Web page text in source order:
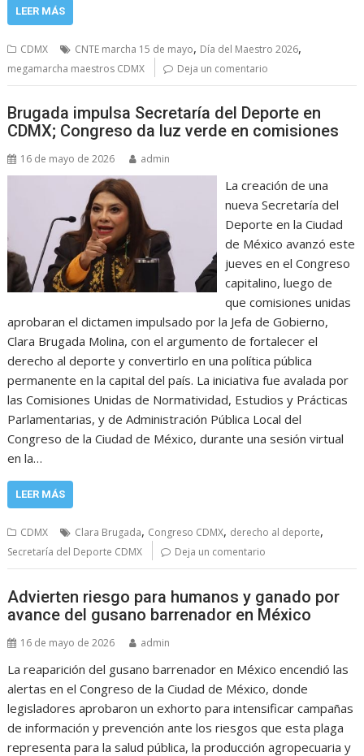
LEER MÁS
CDMX CNTE marcha 15 de mayo, Día del Maestro 2026,
megamarcha maestros CDMX Deja un comentario
Brugada impulsa Secretaría del Deporte en
CDMX; Congreso da luz verde en comisiones
16 de mayo de 2026 admin
La creación de una
nueva Secretaría del
Deporte en la Ciudad
de México avanzó este
jueves en el Congreso
capitalino, luego de
que comisiones unidas
aprobaran el dictamen impulsado por la Jefa de Gobierno,
Clara Brugada Molina, con el argumento de fortalecer el
derecho al deporte y convertirlo en una política pública
permanente en la capital del país. La iniciativa fue avalada por
las Comisiones Unidas de Normatividad, Estudios y Prácticas
Parlamentarias, y de Administración Pública Local del
Congreso de la Ciudad de México, durante una sesión virtual
en la…
LEER MÁS
CDMX Clara Brugada, Congreso CDMX, derecho al deporte,
Secretaría del Deporte CDMX Deja un comentario
Advierten riesgo para humanos y ganado por
avance del gusano barrenador en México
16 de mayo de 2026 admin
La reaparición del gusano barrenador en México encendió las
alertas en el Congreso de la Ciudad de México, donde
legisladores aprobaron un exhorto para intensificar campañas
de información y prevención ante los riesgos que esta plaga
representa para la salud pública, la producción agropecuaria y